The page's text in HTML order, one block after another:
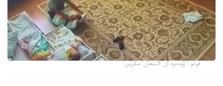
فوتو: ۆيدەودان الىنعان سكرين